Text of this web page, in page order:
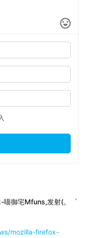
喵御宅Mfuns,发射(。゜
mozilla-firefox-